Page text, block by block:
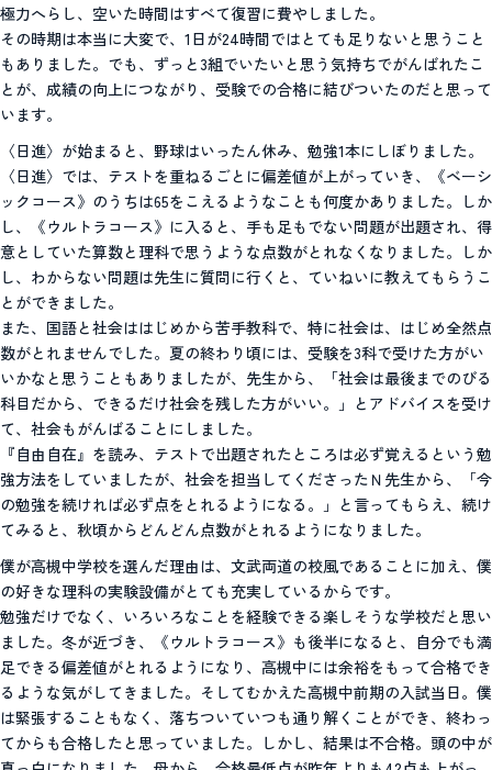
極力へらし、空いた時間はすべて復習に費やしました。
その時期は本当に大変で、1日が24時間ではとても足りないと思うこと
もありました。でも、ずっと3組でいたいと思う気持ちでがんばれたこ
とが、成績の向上につながり、受験での合格に結びついたのだと思って
います。
〈日進〉が始まると、野球はいったん休み、勉強1本にしぼりました。
〈日進〉では、テストを重ねるごとに偏差値が上がっていき、《ベーシ
ックコース》のうちは65をこえるようなことも何度かありました。しか
し、《ウルトラコース》に入ると、手も足もでない問題が出題され、得
意としていた算数と理科で思うような点数がとれなくなりました。しか
し、わからない問題は先生に質問に行くと、ていねいに教えてもらうこ
とができました。
また、国語と社会ははじめから苦手教科で、特に社会は、はじめ全然点
数がとれませんでした。夏の終わり頃には、受験を3科で受けた方がい
いかなと思うこともありましたが、先生から、「社会は最後までのびる
科目だから、できるだけ社会を残した方がいい。」とアドバイスを受け
て、社会もがんばることにしました。
『自由自在』を読み、テストで出題されたところは必ず覚えるという勉
強方法をしていましたが、社会を担当してくださったＮ先生から、「今
の勉強を続ければ必ず点をとれるようになる。」と言ってもらえ、続け
てみると、秋頃からどんどん点数がとれるようになりました。
僕が高槻中学校を選んだ理由は、文武両道の校風であることに加え、僕
の好きな理科の実験設備がとても充実しているからです。
勉強だけでなく、いろいろなことを経験できる楽しそうな学校だと思い
ました。冬が近づき、《ウルトラコース》も後半になると、自分でも満
足できる偏差値がとれるようになり、高槻中には余裕をもって合格でき
るような気がしてきました。そしてむかえた高槻中前期の入試当日。僕
は緊張することもなく、落ちついていつも通り解くことができ、終わっ
てからも合格したと思っていました。しかし、結果は不合格。頭の中が